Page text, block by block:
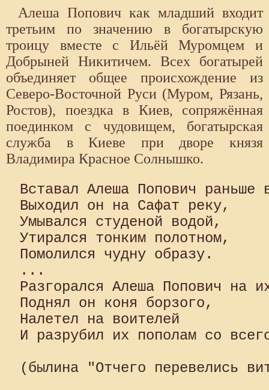
Алеша Попович как младший входит
третьим по значению в богатырскую
троицу вместе с Ильёй Муромцем и
Добрыней Никитичем. Всех богатырей
объединяет общее происхождение из
Северо-Восточной Руси (Муром, Рязань,
Ростов), поездка в Киев, сопряжённая
поединком с чудовищем, богатырская
служба в Киеве при дворе князя
Владимира Красное Солнышко.
Вставал Алеша Попович
Выходил он на Сафат реку,
Умывался студеной водой,
Утирался тонким полотном,
Помолился чудну образу.
...
Разгорался Алеша Попович на
Поднял он коня борзого,
Налетел на воителей
И разрубил их пополам со